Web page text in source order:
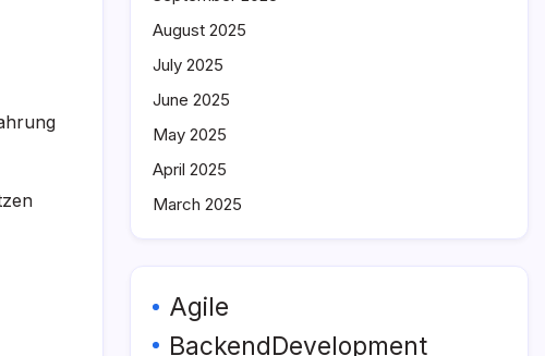
August 2025
July 2025
June 2025
May 2025
April 2025
March 2025
Agile
BackendDevelopment